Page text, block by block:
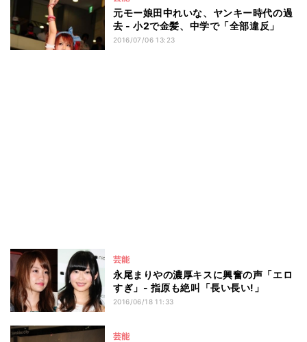
元モー娘田中れいな、ヤンキー時代の過
去 - 小2で金髪、中学で「全部違反」
2016/07/06 13:23
芸能
永尾まりやの濃厚キスに興奮の声「エロ
すぎ」- 指原も絶叫「長い長い!」
2016/06/18 11:33
芸能